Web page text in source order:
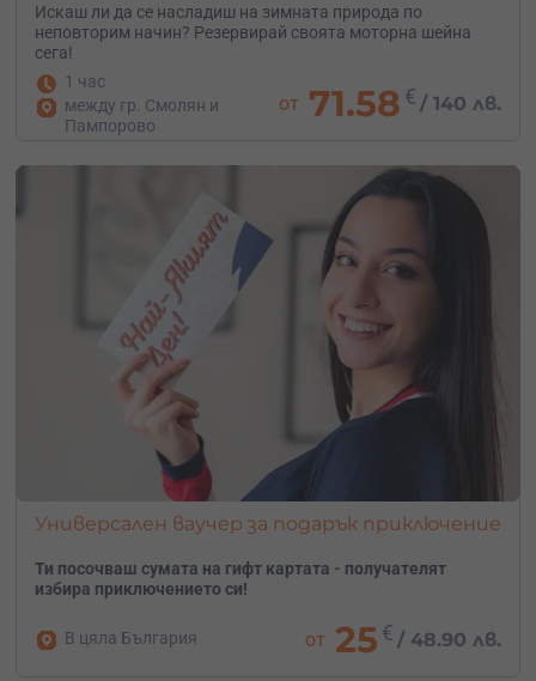
Искаш ли да се насладиш на зимната природа по
неповторим начин? Резервирай своята моторна шейна
сега!
1 час
между гр. Смолян и
Пампорово
от 71.58 € /140 лв.
Универсален ваучер за подарък приключение
Ти посочваш сумата на гифт картата - получателят
избира приключението си!
В цяла България от 25 € / 48.90 лв.